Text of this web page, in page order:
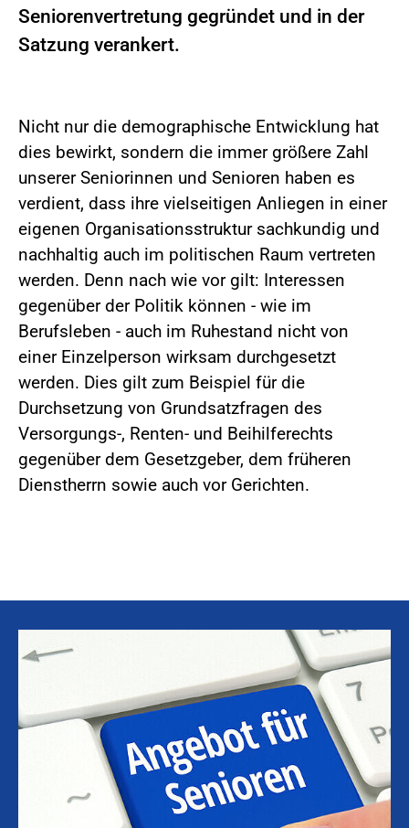
Seniorenvertretung gegründet und in der
Satzung verankert.
Nicht nur die demographische Entwicklung hat
dies bewirkt, sondern die immer größere Zahl
unserer Seniorinnen und Senioren haben es
verdient, dass ihre vielseitigen Anliegen in einer
eigenen Organisationsstruktur sachkundig und
nachhaltig auch im politischen Raum vertreten
werden. Denn nach wie vor gilt: Interessen
gegenüber der Politik können - wie im
Berufsleben - auch im Ruhestand nicht von
einer Einzelperson wirksam durchgesetzt
werden. Dies gilt zum Beispiel für die
Durchsetzung von Grundsatzfragen des
Versorgungs-, Renten- und Beihilferechts
gegenüber dem Gesetzgeber, dem früheren
Dienstherrn sowie auch vor Gerichten.